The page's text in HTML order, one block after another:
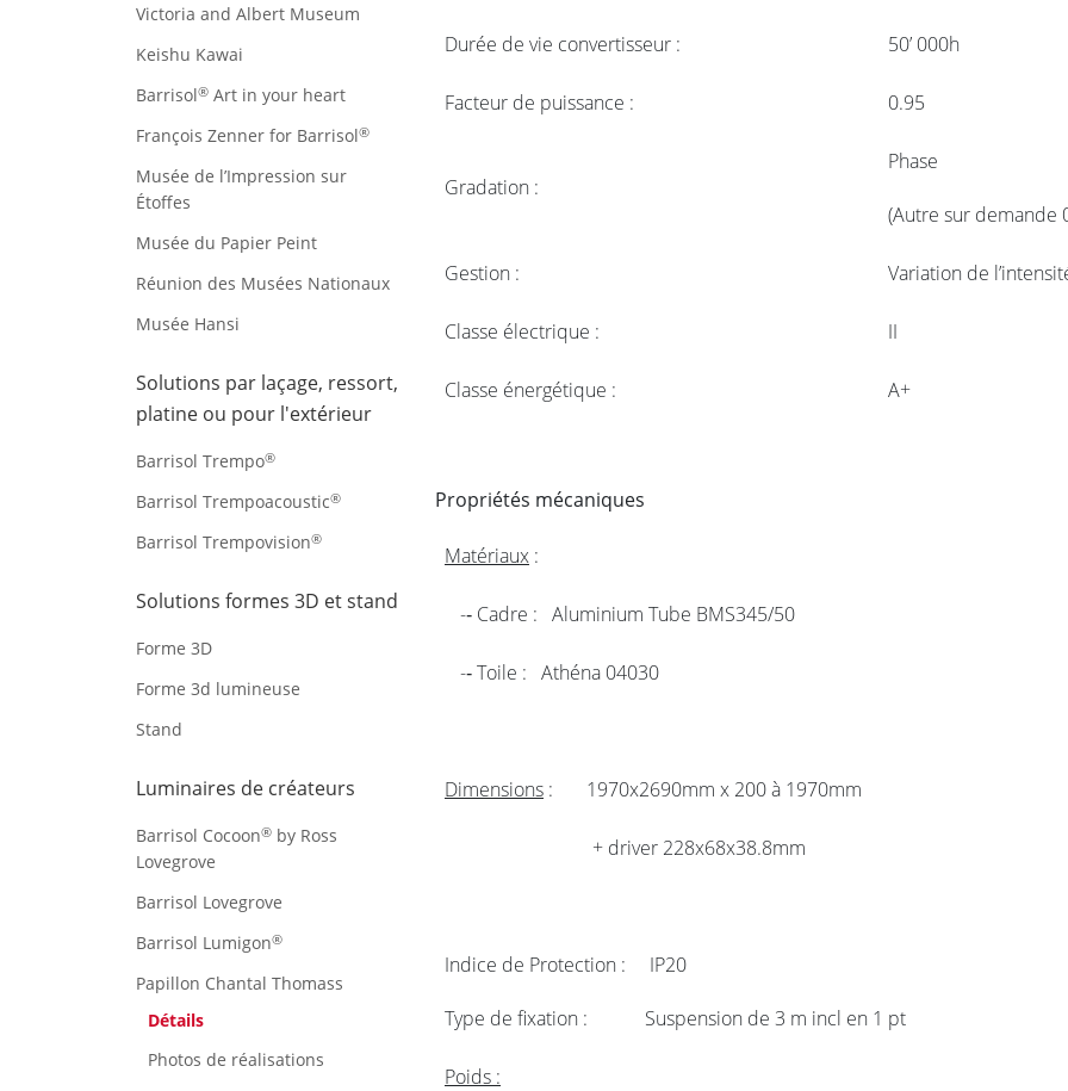
Victoria and Albert Museum
Keishu Kawai
Barrisol® Art in your heart
François Zenner for Barrisol®
Musée de l’Impression sur
Étoffes
Musée du Papier Peint
Réunion des Musées Nationaux
Musée Hansi
Solutions par laçage, ressort,
platine ou pour l'extérieur
Barrisol Trempo®
Barrisol Trempoacoustic®
Barrisol Trempovision®
Solutions formes 3D et stand
Forme 3D
Forme 3d lumineuse
Stand
Luminaires de créateurs
Barrisol Cocoon® by Ross
Lovegrove
Barrisol Lovegrove
Barrisol Lumigon®
Papillon Chantal Thomass
Détails
Photos de réalisations
Durée de vie convertisseur : 50’ 000h
Facteur de puissance : 0.95
Gradation :
Phase
(Autre sur demande
Gestion : Variation de
Classe électrique : II
Classe énergétique : A+
Propriétés mécaniques
Matériaux :
-­‐ Cadre : Aluminium Tube BMS345/50
-­‐ Toile : Athéna 04030
Dimensions : 1970x2690mm x 200 à 1970mm
+ driver 228x68x38.8mm
Indice de Protection : IP20
Type de fixation : Suspension de 3 m incl en 1 pt
Poids :